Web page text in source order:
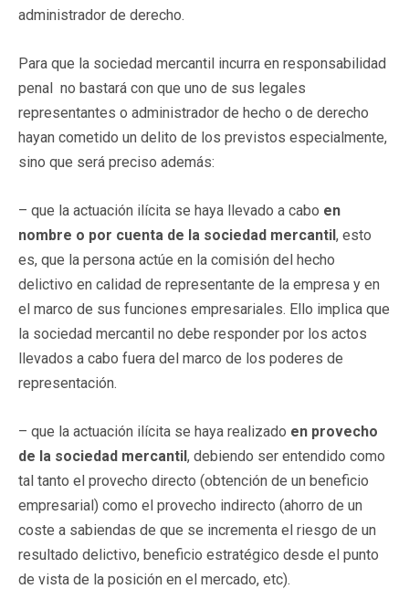
administrador de derecho.
Para que la sociedad mercantil incurra en responsabilidad
penal no bastará con que uno de sus legales
representantes o administrador de hecho o de derecho
hayan cometido un delito de los previstos especialmente,
sino que será preciso además:
– que la actuación ilícita se haya llevado a cabo en
nombre o por cuenta de la sociedad mercantil, esto
es, que la persona actúe en la comisión del hecho
delictivo en calidad de representante de la empresa y en
el marco de sus funciones empresariales. Ello implica que
la sociedad mercantil no debe responder por los actos
llevados a cabo fuera del marco de los poderes de
representación.
– que la actuación ilícita se haya realizado en provecho
de la sociedad mercantil, debiendo ser entendido como
tal tanto el provecho directo (obtención de un beneficio
empresarial) como el provecho indirecto (ahorro de un
coste a sabiendas de que se incrementa el riesgo de un
resultado delictivo, beneficio estratégico desde el punto
de vista de la posición en el mercado, etc).